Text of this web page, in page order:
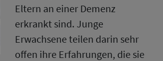
Eltern an einer Demenz
erkrankt sind. Junge
Erwachsene teilen darin sehr
offen ihre Erfahrungen, die sie